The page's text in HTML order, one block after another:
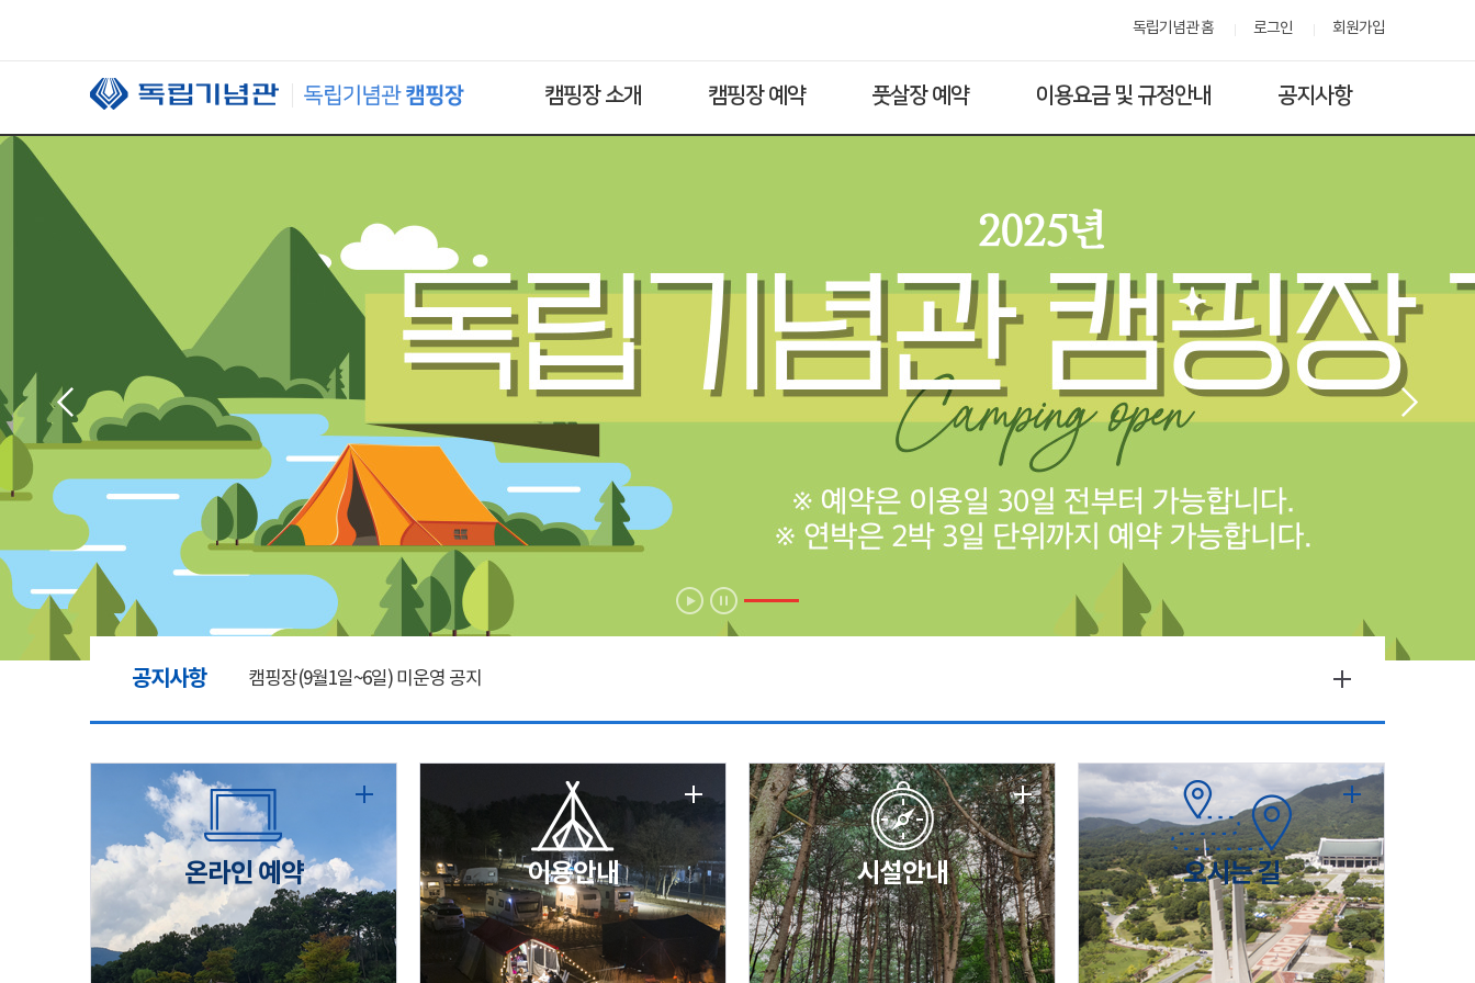
독립기념관 홈 로그인 회원가입
캠핑장 소개 캠핑장 예약 풋살장 예약 이용요금 및 규정안내 공지사항
공지사항 캠핑장(9월1일~6일) 미운영 공지
[6/1]전산시스템 점검 및 안정화에 따른 서비스 이용 제한 안내
2026년 5월 캠핑장 안점 점검의 날 변경 안내
캠핑장(9월1일~6일) 미운영 공지
온라인 예약 이용안내 시설안내 오시는 길